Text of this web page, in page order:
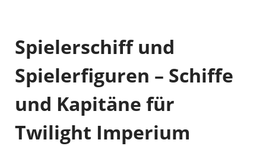
Spielerschiff und
Spielerfiguren – Schiffe
und Kapitäne für
Twilight Imperium